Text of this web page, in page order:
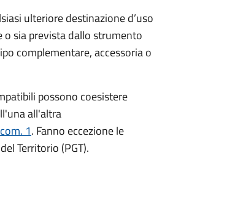
ulteriore destinazione d’uso
o sia prevista dallo strumento
complementare, accessoria o
possono coesistere
all'altra
1. Fanno eccezione le
Territorio (PGT).